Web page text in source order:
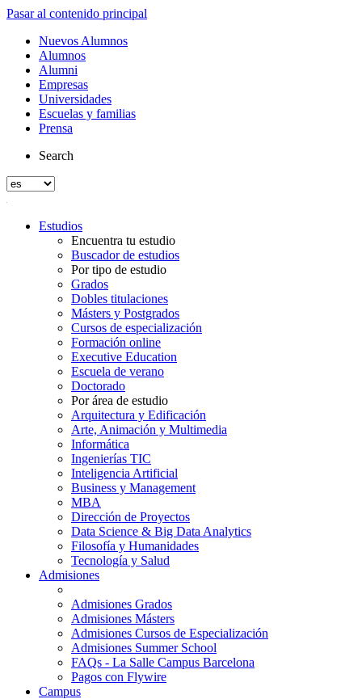
Pasar al contenido principal
Nuevos Alumnos
Alumnos
Alumni
Empresas
Universidades
Escuelas y familias
Prensa
Search
Estudios
Encuentra tu estudio
Buscador de estudios
Por tipo de estudio
Grados
Dobles titulaciones
Másters y Postgrados
Cursos de especialización
Formación online
Executive Education
Escuela de verano
Doctorado
Por área de estudio
Arquitectura y Edificación
Arte, Animación y Multimedia
Informática
Ingenierías TIC
Inteligencia Artificial
Business y Management
MBA
Dirección de Proyectos
Data Science & Big Data Analytics
Filosofía y Humanidades
Tecnología y Salud
Admisiones
Admisiones Grados
Admisiones Másters
Admisiones Cursos de Especialización
Admisiones Summer School
FAQs - La Salle Campus Barcelona
Pagos con Flywire
Campus